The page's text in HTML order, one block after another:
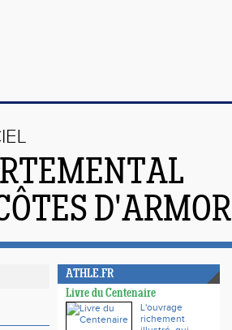
D'ARMOR
ATHLE.FR
Livre du Centenaire
L'ouvrage
richement